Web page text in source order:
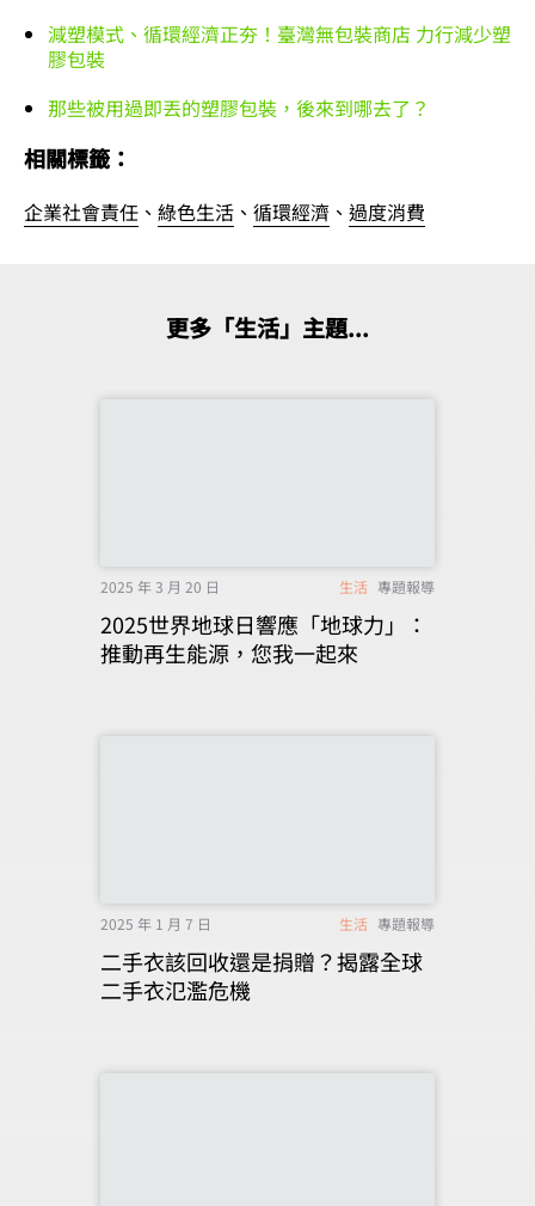
減塑模式、循環經濟正夯！臺灣無包裝商店 力行減少塑
膠包裝
那些被用過即丟的塑膠包裝，後來到哪去了？
相關標籤：
企業社會責任 、 綠色生活 、 循環經濟 、 過度消費
更多「生活」主題...
2025 年 3 月 20 日 生活 專題報導
2025世界地球日響應「地球力」：
推動再生能源，您我一起來
2025 年 1 月 7 日 生活 專題報導
二手衣該回收還是捐贈？揭露全球
二手衣氾濫危機